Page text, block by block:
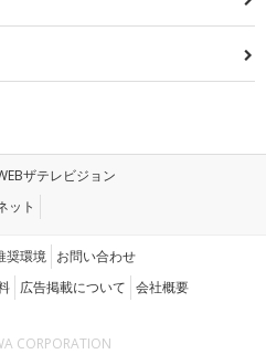
ザテレビジョン
ット
奨環境 お問い合わせ
広告掲載について 会社概要
CORPORATION